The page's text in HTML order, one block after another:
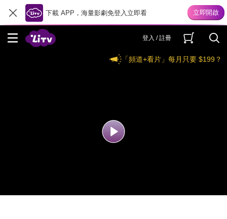
下載 APP，海量影劇免登入立即看
登入 / 註冊
「頻道+看片」每月只要 $199？